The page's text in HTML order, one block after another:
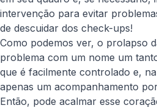
intervenção para evitar
de descuidar dos check-ups!
Como podemos ver, o prolapso
problema com um nome um
que é facilmente controlado e,
apenas um acompanhamento
Então, pode acalmar esse